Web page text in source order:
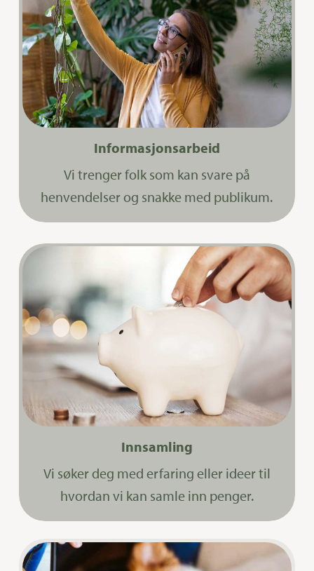
Informasjonsarbeid
Vi trenger folk som kan svare på
henvendelser og snakke med publikum.
Innsamling
Vi søker deg med erfaring eller ideer til
hvordan vi kan samle inn penger.